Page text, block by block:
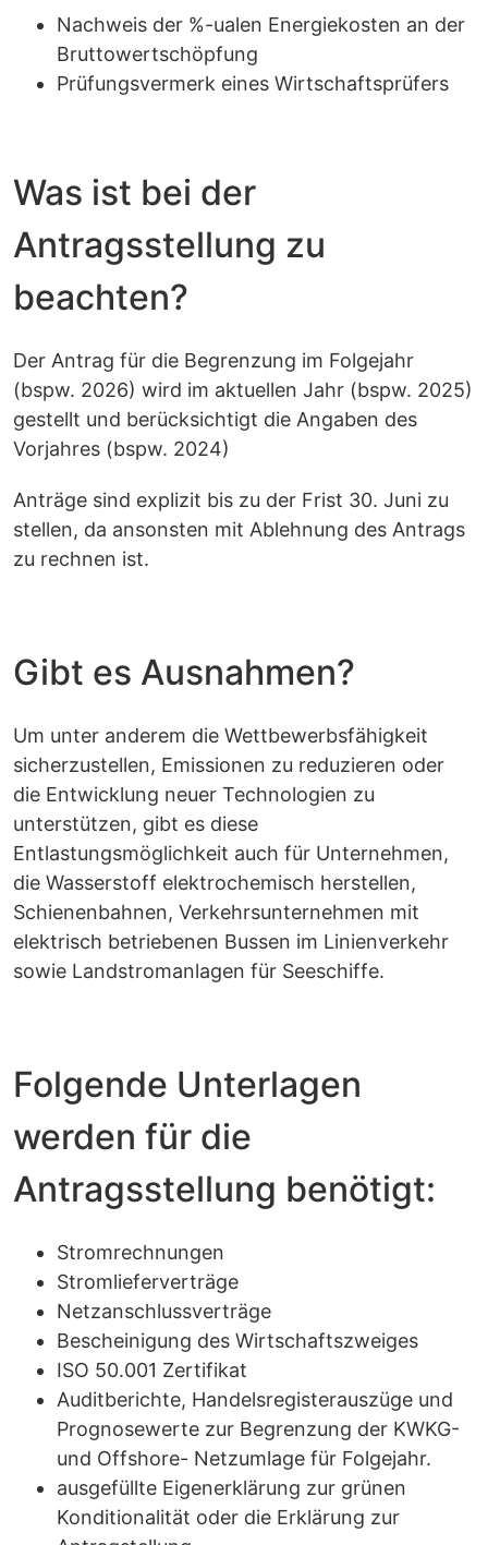
Nachweis der %-ualen Energiekosten an der
Bruttowertschöpfung
Prüfungsvermerk eines Wirtschaftsprüfers
Was ist bei der
Antragsstellung zu
beachten?
Der Antrag für die Begrenzung im Folgejahr
(bspw. 2026) wird im aktuellen Jahr (bspw. 2025)
gestellt und berücksichtigt die Angaben des
Vorjahres (bspw. 2024)
Anträge sind explizit bis zu der Frist 30. Juni zu
stellen, da ansonsten mit Ablehnung des Antrags
zu rechnen ist.
Gibt es Ausnahmen?
Um unter anderem die Wettbewerbsfähigkeit
sicherzustellen, Emissionen zu reduzieren oder
die Entwicklung neuer Technologien zu
unterstützen, gibt es diese
Entlastungsmöglichkeit auch für Unternehmen,
die Wasserstoff elektrochemisch herstellen,
Schienenbahnen, Verkehrsunternehmen mit
elektrisch betriebenen Bussen im Linienverkehr
sowie Landstromanlagen für Seeschiffe.
Folgende Unterlagen
werden für die
Antragsstellung benötigt:
Stromrechnungen
Stromlieferverträge
Netzanschlussverträge
Bescheinigung des Wirtschaftszweiges
ISO 50.001 Zertifikat
Auditberichte, Handelsregisterauszüge und
Prognosewerte zur Begrenzung der KWKG-
und Offshore- Netzumlage für Folgejahr.
ausgefüllte Eigenerklärung zur grünen
Konditionalität oder die Erklärung zur